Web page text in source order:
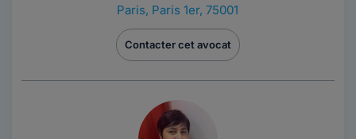
Paris, Paris 1er, 75001
Contacter cet avocat